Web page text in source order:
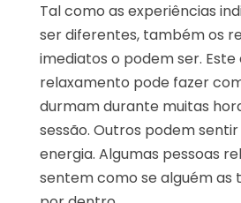
Tal como as experiências
ser diferentes, também os
imediatos o podem ser. Este
relaxamento pode fazer
durmam durante muitas
sessão. Outros podem
energia. Algumas pessoas
sentem como se alguém as